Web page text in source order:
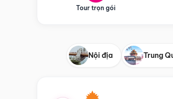
Tour trọn gói
Nội địa Trung